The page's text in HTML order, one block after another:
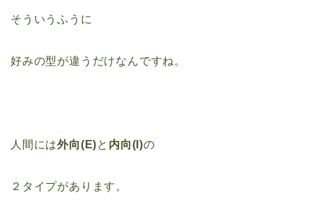
そういうふうに
好みの型が違うだけなんですね。
人間には外向(E)と 内向(I)の
２タイプがあります。